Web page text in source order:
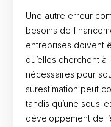
Une autre erreur
besoins de
entreprises doivent
qu’elles cherchent
nécessaires pour
surestimation peut
tandis qu’une sous-
développement de